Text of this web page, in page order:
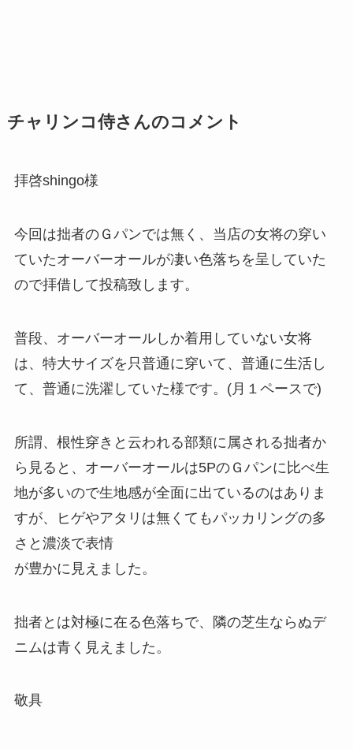
チャリンコ侍さんのコメント
拝啓shingo様
今回は拙者のＧパンでは無く、当店の女将の穿い
ていたオーバーオールが凄い色落ちを呈していた
ので拝借して投稿致します。
普段、オーバーオールしか着用していない女将
は、特大サイズを只普通に穿いて、普通に生活し
て、普通に洗濯していた様です。(月１ペースで)
所謂、根性穿きと云われる部類に属される拙者か
ら見ると、オーバーオールは5PのＧパンに比べ生
地が多いので生地感が全面に出ているのはありま
すが、ヒゲやアタリは無くてもパッカリングの多
さと濃淡で表情
が豊かに見えました。
拙者とは対極に在る色落ちで、隣の芝生ならぬデ
ニムは青く見えました。
敬具